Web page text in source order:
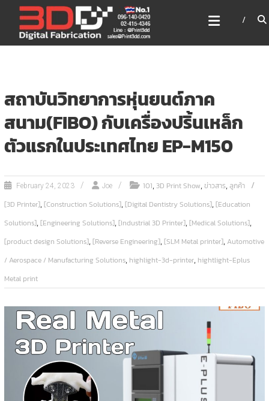
content
3DD DIGITAL FABRICATION
เครื่องพิมพ์3มิติ สแกนเนอร์
เลเซอร์
สถาบันวิทยาการหุ่นยนต์ภาค
สนาม(FIBO) กับเครื่องปริ้นเหล็ก
ตัวแรกในประเทศไทย EP-M150
February 24, 2023 Joe 101,3D Print Show,ข่าวสาร,ลูกค้า
[3D Printer],[Construction Solutions],[Digital Dentistry Solutions],[Education
Solutions],[Engineering Solutions],[Industrial 3D Printer],[Medical Solutions],
[product design Solutions],[Reverse Engineering],[SLM Metal printer], Automotive
/ Aerospace / Manufacturing Solutions, highlight-3d-printer, hightlight-Eplus
Metal print